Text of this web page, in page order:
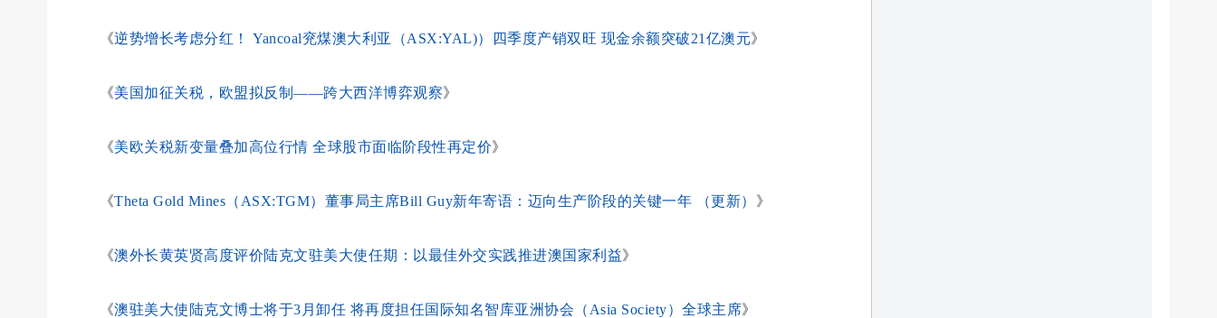
《逆势增长考虑分红！ Yancoal兖煤澳大利亚（ASX:YAL)）四季度产销双旺 现金余额突破21亿澳元》
《美国加征关税，欧盟拟反制——跨大西洋博弈观察》
《美欧关税新变量叠加高位行情 全球股市面临阶段性再定价》
《Theta Gold Mines（ASX:TGM）董事局主席Bill Guy新年寄语：迈向生产阶段的关键一年 （更新） 》
《澳外长黄英贤高度评价陆克文驻美大使任期：以最佳外交实践推进澳国家利益》
《澳驻美大使陆克文博士将于3月卸任 将再度担任国际知名智库亚洲协会（Asia Society）全球主席》